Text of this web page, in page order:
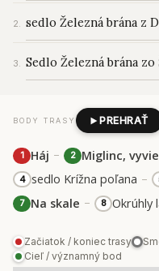
BODY TRASY PREHRAŤ
1 Háj – 2 Miglinc,
4 sedlo Krížna poľana –
7 Na skale – 8 Okrúhly
Začiatok / koniec trasy
Cieľ / významný bod
sedlo Železná brána z
Sedlo Železná brána